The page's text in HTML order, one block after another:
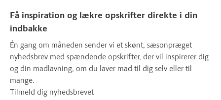
Få inspiration og lækre opskrifter direkte i din
indbakke
Én gang om måneden sender vi et skønt, sæsonpræget
nyhedsbrev med spændende opskrifter, der vil inspirerer dig
og din madlavning, om du laver mad til dig selv eller til
mange.
Tilmeld dig nyhedsbrevet